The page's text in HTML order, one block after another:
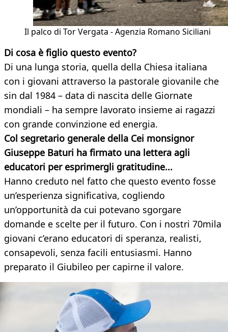
Il palco di Tor Vergata - Agenzia Romano Siciliani
Di cosa è figlio questo evento?
Di una lunga storia, quella della Chiesa italiana
con i giovani attraverso la pastorale giovanile che
sin dal 1984 – data di nascita delle Giornate
mondiali – ha sempre lavorato insieme ai ragazzi
con grande convinzione ed energia.
Col segretario generale della Cei monsignor
Giuseppe Baturi ha firmato una lettera agli
educatori per esprimergli gratitudine...
Hanno creduto nel fatto che questo evento fosse
un’esperienza significativa, cogliendo
un’opportunità da cui potevano sgorgare
domande e scelte per il futuro. Con i nostri 70mila
giovani c’erano educatori di speranza, realisti,
consapevoli, senza facili entusiasmi. Hanno
preparato il Giubileo per capirne il valore.